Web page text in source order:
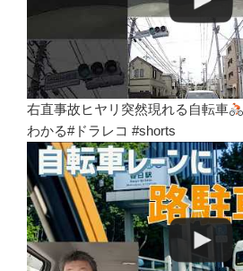
右直事故ヒヤリ突然現れる自転車
わかる#ドラレコ #shorts